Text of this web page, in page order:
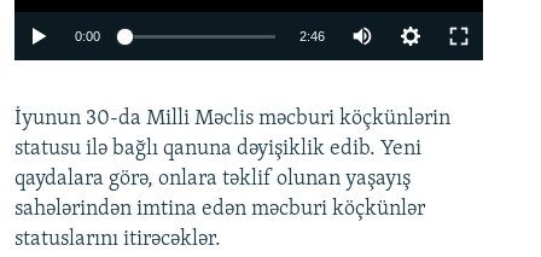
0:00 2:46
360p
480p
720p
İyunun 30-da Milli Məclis məcburi köçkünlərin
statusu ilə bağlı qanuna dəyişiklik edib. Yeni
qaydalara görə, onlara təklif olunan yaşayış
sahələrindən imtina edən məcburi köçkünlər
statuslarını itirəcəklər.